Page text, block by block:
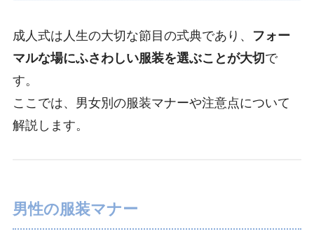
成人式は人生の大切な節目の式典であり、 フォー
マルな場にふさわしい服装を選ぶことが大切で
す。
ここでは、男女別の服装マナーや注意点について
解説します。
男性の服装マナー